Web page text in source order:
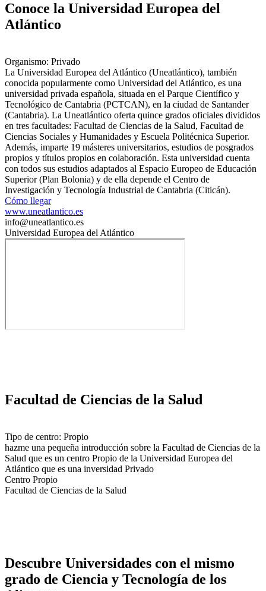
Conoce la Universidad Europea del
Atlántico
Organismo: Privado
La Universidad Europea del Atlántico (Uneatlántico),​ también
conocida popularmente como Universidad del Atlántico, es una
universidad privada española, situada en el Parque Científico y
Tecnológico de Cantabria (PCTCAN),​ en la ciudad de Santander
(Cantabria). La Uneatlántico oferta quince grados oficiales divididos
en tres facultades: Facultad de Ciencias de la Salud, Facultad de
Ciencias Sociales y Humanidades y Escuela Politécnica Superior.
Además, imparte 19 másteres universitarios, estudios de posgrados
propios y títulos propios en colaboración. Esta universidad cuenta
con todos sus estudios adaptados al Espacio Europeo de Educación
Superior (Plan Bolonia) y de ella depende el Centro de
Investigación y Tecnología Industrial de Cantabria (Citicán).
Cómo llegar
www.uneatlantico.es
info@uneatlantico.es
Universidad Europea del Atlántico
Facultad de Ciencias de la Salud
Tipo de centro: Propio
hazme una pequeña introducción sobre la Facultad de Ciencias de la
Salud que es un centro Propio de la Universidad Europea del
Atlántico que es una inversidad Privado
Centro Propio
Facultad de Ciencias de la Salud
Descubre Universidades con el mismo
grado de Ciencia y Tecnología de los